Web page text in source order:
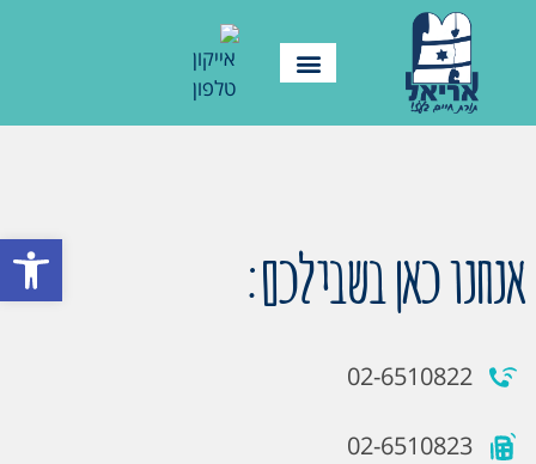
פתח אנחנו כאן בשבילכם:
02-6510822
02-6510823